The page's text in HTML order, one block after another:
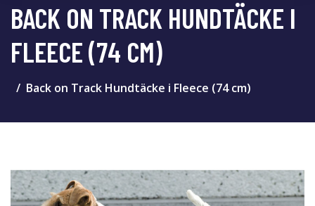
BACK ON TRACK HUNDTÄCKE I
FLEECE (74 CM)
Back on Track Hundtäcke i Fleece (74 cm)